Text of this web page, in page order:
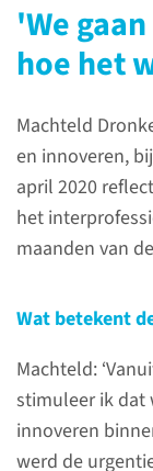
'We
hoe het
Machteld
en innoveren,
april 2020
het
maanden van
Wat betekent
Machteld:
stimuleer ik dat
innoveren
werd de
Onze impact